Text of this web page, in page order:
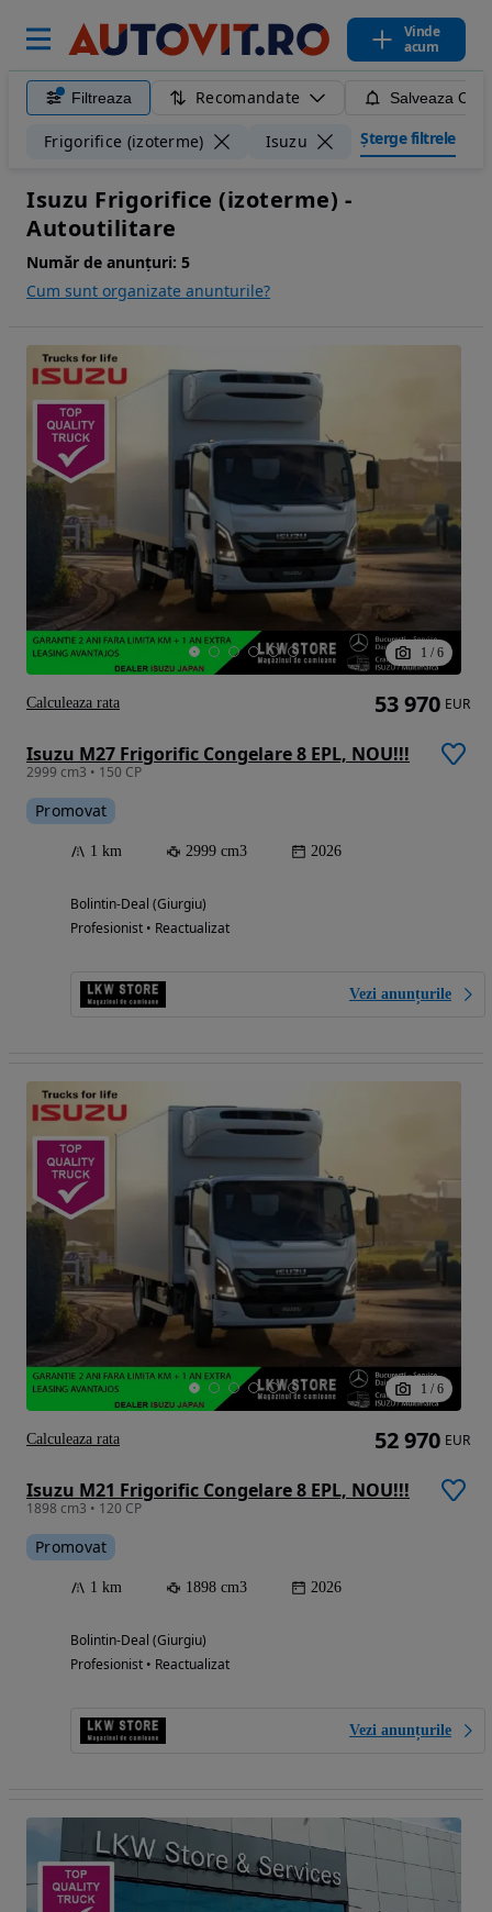
Vinde
acum
Filtreaza Recomandate Salveaza
Frigorifice (izoterme) Isuzu Șterge filtrele
Isuzu Frigorifice (izoterme) -
Autoutilitare
Număr de anunțuri: 5
Cum sunt organizate anunturile?
1 / 6
Isuzu M27 Frigorific Congelare 8 EPL, NOU!!!
2999 cm3 • 150 CP
Promovat
1 km 2999 cm3 2026
Bolintin-Deal (Giurgiu)
Profesionist • Reactualizat
Vezi anunțurile
53 970 EUR
Calculeaza rata
1 / 6
Isuzu M21 Frigorific Congelare 8 EPL, NOU!!!
1898 cm3 • 120 CP
Promovat
1 km 1898 cm3 2026
Bolintin-Deal (Giurgiu)
Profesionist • Reactualizat
Vezi anunțurile
52 970 EUR
Calculeaza rata